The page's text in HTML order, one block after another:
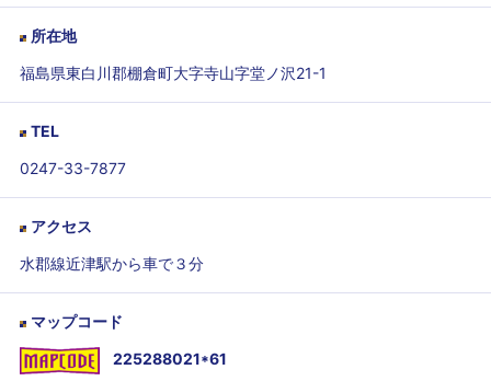
所在地
福島県東白川郡棚倉町大字寺山字堂ノ沢21-1
TEL
0247-33-7877
アクセス
水郡線近津駅から車で３分
マップコード
225288021*61